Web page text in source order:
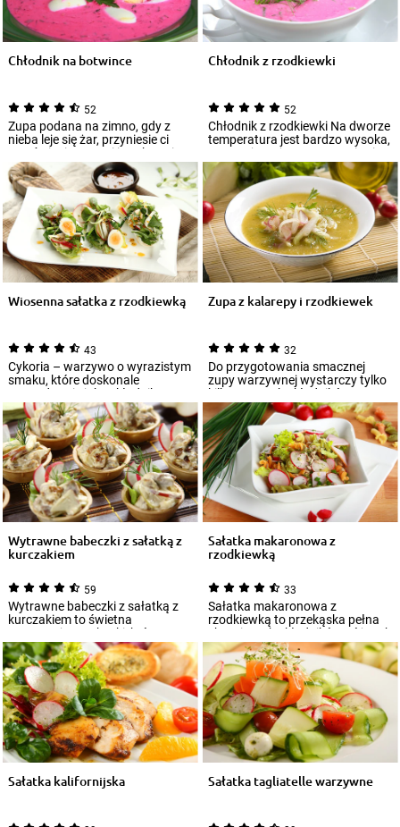
Chłodnik na botwince
52
Zupa podana na zimno, gdy z
nieba leje się żar, przyniesie ci
orzeźwienie, nasyci i zachwyci
smak...
Chłodnik z rzodkiewki
52
Chłodnik z rzodkiewki Na dworze
temperatura jest bardzo wysoka,
a ty czujesz, że wewnętrznie się...
Wiosenna sałatka z rzodkiewką
43
Cykoria – warzywo o wyrazistym
smaku, które doskonale
sprawdza się jako składnik
efektownych prze...
Zupa z kalarepy i rzodkiewek
32
Do przygotowania smacznej
zupy warzywnej wystarczy tylko
kilka prostych składników.
Spróbuj zupy...
Wytrawne babeczki z sałatką z
kurczakiem
59
Wytrawne babeczki z sałatką z
kurczakiem to świetna
propozycja przekąski, którą
zaserwujesz niema...
Sałatka makaronowa z
rzodkiewką
33
Sałatka makaronowa z
rzodkiewką to przekąska pełna
chrupiących składników: różnych
gatunków sałat...
Sałatka kalifornijska Sałatka tagliatelle warzywne